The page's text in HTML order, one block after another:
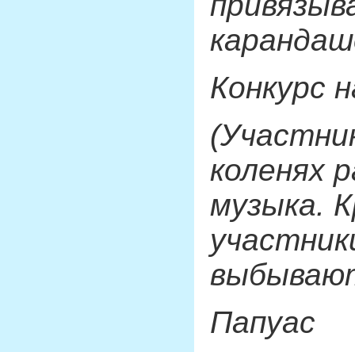
Конкурс
коленях
музыка.
Папуас